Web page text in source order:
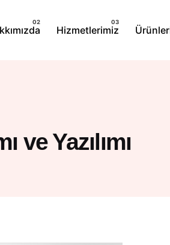
Hizmetlerimiz
ve Yazılımı